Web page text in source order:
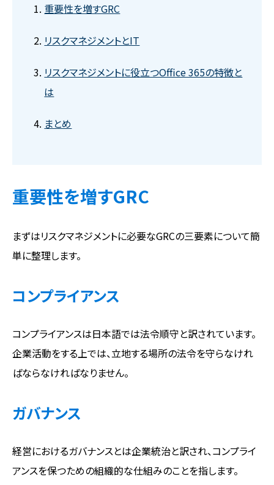
重要性を増すGRC
リスクマネジメントとIT
リスクマネジメントに役立つOffice 365の特徴と
は
まとめ
重要性を増すGRC
まずはリスクマネジメントに必要なGRCの三要素について簡
単に整理します。
コンプライアンス
コンプライアンスは日本語では法令順守と訳されています。
企業活動をする上では、立地する場所の法令を守らなけれ
ばならなければなりません。
ガバナンス
経営におけるガバナンスとは企業統治と訳され、コンプライ
アンスを保つための組織的な仕組みのことを指します。